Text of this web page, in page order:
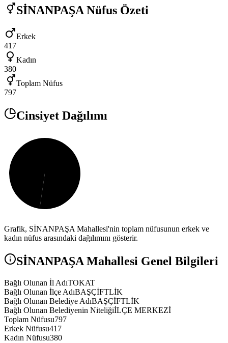
SİNANPAŞA Nüfus Özeti
Erkek
417
Kadın
380
Toplam Nüfus
797
Cinsiyet Dağılımı
Grafik, SİNANPAŞA Mahallesi'nin toplam nüfusunun erkek ve
kadın nüfus arasındaki dağılımını gösterir.
SİNANPAŞA Mahallesi Genel Bilgileri
Bağlı Olunan İl AdıTOKAT
Bağlı Olunan İlçe AdıBAŞÇİFTLİK
Bağlı Olunan Belediye AdıBAŞÇİFTLİK
Bağlı Olunan Belediyenin NiteliğiİLÇE MERKEZİ
Toplam Nüfusu797
Erkek Nüfusu417
Kadın Nüfusu380